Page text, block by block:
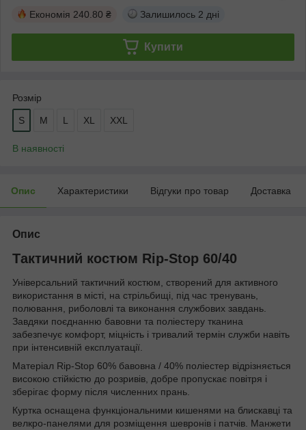
Економія 240.80 ₴ Залишилось 2 дні
Купити
Розмір
S M L XL XXL
В наявності
Опис Характеристики Відгуки про товар Доставка
Опис
Тактичний костюм Rip-Stop 60/40
Універсальний тактичний костюм, створений для активного
використання в місті, на стрільбищі, під час тренувань,
полювання, риболовлі та виконання службових завдань.
Завдяки поєднанню бавовни та поліестеру тканина
забезпечує комфорт, міцність і тривалий термін служби навіть
при інтенсивній експлуатації.
Матеріал Rip-Stop 60% бавовна / 40% поліестер відрізняється
високою стійкістю до розривів, добре пропускає повітря і
зберігає форму після численних прань.
Куртка оснащена функціональними кишенями на блискавці та
велкро-панелями для розміщення шевронів і патчів. Манжети